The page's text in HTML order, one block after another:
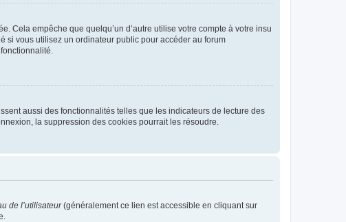
Cela empêche que quelqu’un d’autre utilise votre compte à votre insu
si vous utilisez un ordinateur public pour accéder au forum
aussi des fonctionnalités telles que les indicateurs de lecture des
la suppression des cookies pourrait les résoudre.
de l’utilisateur(généralement ce lien est accessible en cliquant sur